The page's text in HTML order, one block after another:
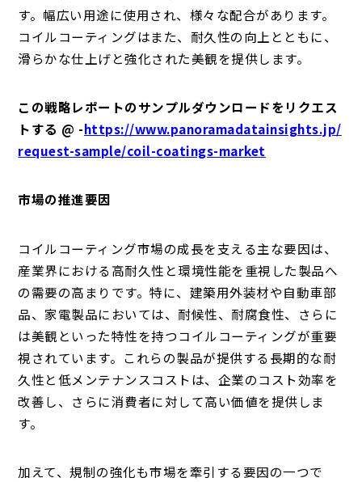
す。幅広い用途に使用され、様々な配合があります。
コイルコーティングはまた、耐久性の向上とともに、
滑らかな仕上げと強化された美観を提供します。
この戦略レポートのサンプルダウンロードをリクエス
トする @ -https://www.panoramadatainsights.jp/
request-sample/coil-coatings-market
市場の推進要因
コイルコーティング市場の成長を支える主な要因は、
産業界における高耐久性と環境性能を重視した製品へ
の需要の高まりです。特に、建築用外装材や自動車部
品、家電製品においては、耐候性、耐腐食性、さらに
は美観といった特性を持つコイルコーティングが重要
視されています。これらの製品が提供する長期的な耐
久性と低メンテナンスコストは、企業のコスト効率を
改善し、さらに消費者に対して高い価値を提供しま
す。
加えて、規制の強化も市場を牽引する要因の一つで